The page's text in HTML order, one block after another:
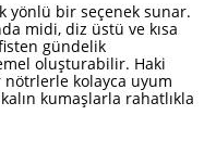
yönlü bir seçenek sunar.
midi, diz üstü ve kısa
gündelik
oluşturabilir. Haki
kolayca uyum
kumaşlarla rahatlıkla